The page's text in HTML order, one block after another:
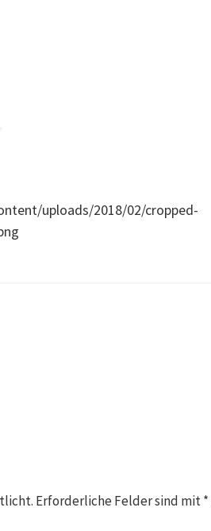
uploads/2018/02/cropped-
Erforderliche Felder sind mit*